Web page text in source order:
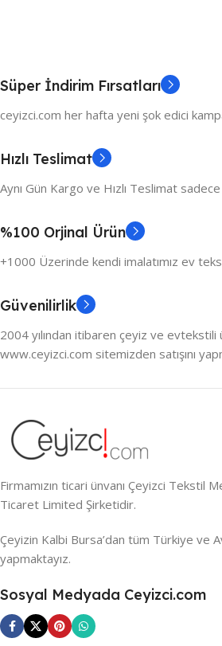
Süper İndirim Fırsatları
ceyizci.com her hafta yeni şok edici
Hızlı Teslimat
Aynı Gün Kargo ve Hızlı Teslimat
%100 Orjinal Ürün
+1000 Üzerinde kendi imalatımız ev
Güvenilirlik
2004 yılından itibaren çeyiz ve evtekstili
www.ceyizci.com sitemizden satışını
Firmamızın ticari ünvanı Çeyizci Tekstil
Ticaret Limited Şirketidir.
Çeyizin Kalbi Bursa’dan tüm Türkiye ve
yapmaktayız.
Sosyal Medyada Ceyizci.com